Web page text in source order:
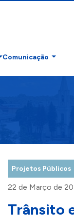
Comunicação
Projetos Públicos
22 de Março de
Trânsito